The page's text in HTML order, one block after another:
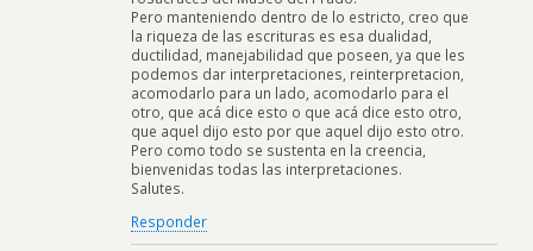
Pero manteniendo dentro de lo estricto, creo que
la riqueza de las escrituras es esa dualidad,
ductilidad, manejabilidad que poseen, ya que les
podemos dar interpretaciones, reinterpretacion,
acomodarlo para un lado, acomodarlo para el
otro, que acá dice esto o que acá dice esto otro,
que aquel dijo esto por que aquel dijo esto otro.
Pero como todo se sustenta en la creencia,
bienvenidas todas las interpretaciones.
Salutes.
Responder